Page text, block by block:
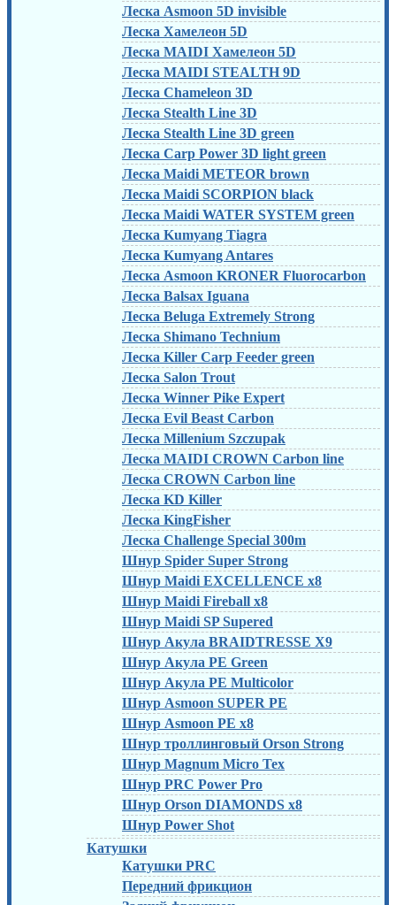
Леска Asmoon 5D invisible
Леска Хамелеон 5D
Леска MAIDI Хамелеон 5D
Леска MAIDI STEALTH 9D
Леска Chameleon 3D
Леска Stealth Line 3D
Леска Stealth Line 3D green
Леска Carp Power 3D light green
Леска Maidi METEOR brown
Леска Maidi SCORPION black
Леска Maidi WATER SYSTEM green
Леска Kumyang Tiagra
Леска Kumyang Antares
Леска Asmoon KRONER Fluorocarbon
Леска Balsax Iguana
Леска Beluga Extremely Strong
Леска Shimano Technium
Леска Killer Carp Feeder green
Леска Salon Trout
Леска Winner Pike Expert
Леска Evil Beast Carbon
Леска Millenium Szczupak
Леска MAIDI CROWN Carbon line
Леска CROWN Carbon line
Леска KD Killer
Леска KingFisher
Леска Challenge Special 300m
Шнур Spider Super Strong
Шнур Maidi EXCELLENCE x8
Шнур Maidi Fireball x8
Шнур Maidi SP Supered
Шнур Акула BRAIDTRESSE X9
Шнур Акула PE Green
Шнур Акула PE Multicolor
Шнур Asmoon SUPER PE
Шнур Asmoon PE x8
Шнур троллинговый Orson Strong
Шнур Magnum Micro Tex
Шнур PRC Power Pro
Шнур Orson DIAMONDS x8
Шнур Power Shot
Катушки
Катушки PRC
Передний фрикцион